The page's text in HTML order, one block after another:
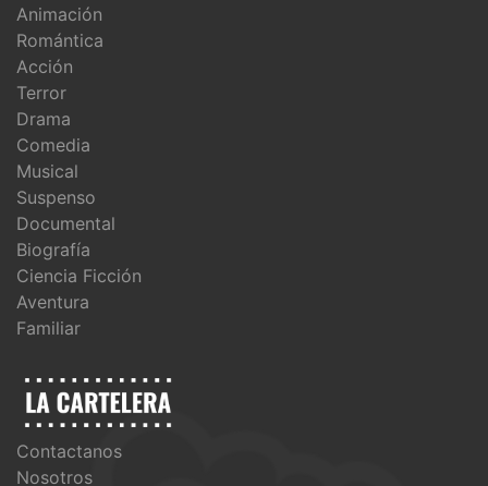
Animación
Romántica
Acción
Terror
Drama
Comedia
Musical
Suspenso
Documental
Biografía
Ciencia Ficción
Aventura
Familiar
Contactanos
Nosotros